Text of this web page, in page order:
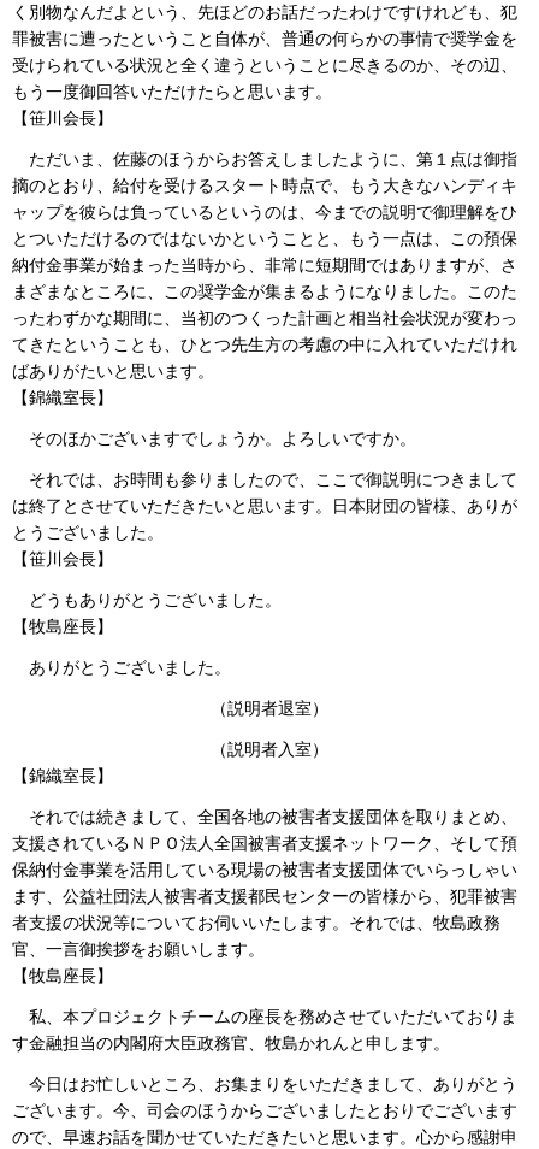
く別物なんだよという、先ほどのお話だったわけですけれども、犯
罪被害に遭ったということ自体が、普通の何らかの事情で奨学金を
受けられている状況と全く違うということに尽きるのか、その辺、
もう一度御回答いただけたらと思います。
【笹川会長】
ただいま、佐藤のほうからお答えしましたように、第１点は御指
摘のとおり、給付を受けるスタート時点で、もう大きなハンディキ
ャップを彼らは負っているというのは、今までの説明で御理解をひ
とついただけるのではないかということと、もう一点は、この預保
納付金事業が始まった当時から、非常に短期間ではありますが、さ
まざまなところに、この奨学金が集まるようになりました。このた
ったわずかな期間に、当初のつくった計画と相当社会状況が変わっ
てきたということも、ひとつ先生方の考慮の中に入れていただけれ
ばありがたいと思います。
【錦織室長】
そのほかございますでしょうか。よろしいですか。
それでは、お時間も参りましたので、ここで御説明につきまして
は終了とさせていただきたいと思います。日本財団の皆様、ありが
とうございました。
【笹川会長】
どうもありがとうございました。
【牧島座長】
ありがとうございました。
（説明者退室）
（説明者入室）
【錦織室長】
それでは続きまして、全国各地の被害者支援団体を取りまとめ、
支援されているＮＰＯ法人全国被害者支援ネットワーク、そして預
保納付金事業を活用している現場の被害者支援団体でいらっしゃい
ます、公益社団法人被害者支援都民センターの皆様から、犯罪被害
者支援の状況等についてお伺いいたします。それでは、牧島政務
官、一言御挨拶をお願いします。
【牧島座長】
私、本プロジェクトチームの座長を務めさせていただいておりま
す金融担当の内閣府大臣政務官、牧島かれんと申します。
今日はお忙しいところ、お集まりをいただきまして、ありがとう
ございます。今、司会のほうからございましたとおりでございます
ので、早速お話を聞かせていただきたいと思います。心から感謝申